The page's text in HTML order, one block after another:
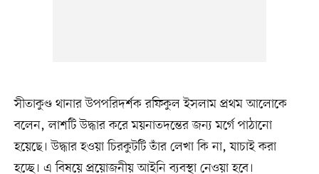
সীতাকুণ্ড থানার উপপরিদর্শক রফিকুল ইসলাম প্রথম আলোকে
বলেন, লাশটি উদ্ধার করে ময়নাতদন্তের জন্য মর্গে পাঠানো
হয়েছে। উদ্ধার হওয়া চিরকুটটি তাঁর লেখা কি না, যাচাই করা
হচ্ছে। এ বিষয়ে প্রয়োজনীয় আইনি ব্যবস্থা নেওয়া হবে।